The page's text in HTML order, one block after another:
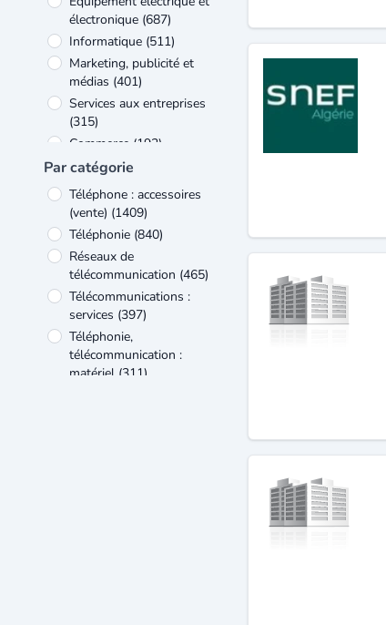
électronique (687)
Informatique (511)
Marketing, publicité et
médias (401)
Services aux entreprises
(315)
Commerce (192)
Bâtiment et travaux publics
Construction mécanique et
industrie - équipements
Industrie
(66)
Bois et ameublement(50)
Par catégorie
Téléphone : accessoires
(vente) (1409)
Téléphonie (840)
Réseaux de
télécommunication (465)
Télécommunications :
services (397)
Téléphonie,
télécommunication :
matériel (311)